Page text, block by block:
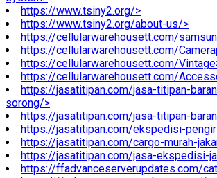
https://www.tsiny2.org/>
https://www.tsiny2.org/about-us/>
https://cellularwarehousett.com/
https://cellularwarehousett.com/
https://cellularwarehousett.com/
https://cellularwarehousett.com/
https://jasatitipan.com/jasa-titipan-
sorong/>
https://jasatitipan.com/jasa-titipan-
https://jasatitipan.com/ekspedisi-
https://jasatitipan.com/cargo-murah-
https://jasatitipan.com/jasa-ekspedisi-
https://ffadvanceserverupdates.com/